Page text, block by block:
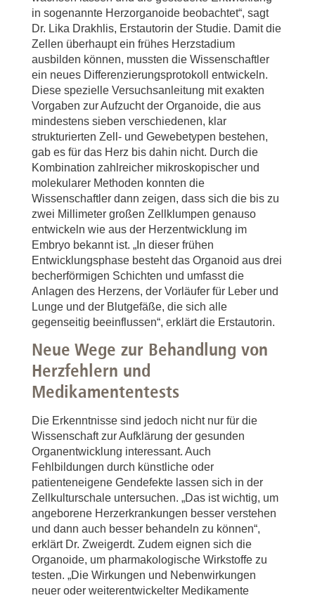
in sogenannte Herzorganoide beobachtet“, sagt
Dr. Lika Drakhlis, Erstautorin der Studie. Damit die
Zellen überhaupt ein frühes Herzstadium
ausbilden können, mussten die Wissenschaftler
ein neues Differenzierungsprotokoll entwickeln.
Diese spezielle Versuchsanleitung mit exakten
Vorgaben zur Aufzucht der Organoide, die aus
mindestens sieben verschiedenen, klar
strukturierten Zell- und Gewebetypen bestehen,
gab es für das Herz bis dahin nicht. Durch die
Kombination zahlreicher mikroskopischer und
molekularer Methoden konnten die
Wissenschaftler dann zeigen, dass sich die bis zu
zwei Millimeter großen Zellklumpen genauso
entwickeln wie aus der Herzentwicklung im
Embryo bekannt ist. „In dieser frühen
Entwicklungsphase besteht das Organoid aus drei
becherförmigen Schichten und umfasst die
Anlagen des Herzens, der Vorläufer für Leber und
Lunge und der Blutgefäße, die sich alle
gegenseitig beeinflussen“, erklärt die Erstautorin.
Neue Wege zur Behandlung von
Herzfehlern und
Medikamententests
Die Erkenntnisse sind jedoch nicht nur für die
Wissenschaft zur Aufklärung der gesunden
Organentwicklung interessant. Auch
Fehlbildungen durch künstliche oder
patienteneigene Gendefekte lassen sich in der
Zellkulturschale untersuchen. „Das ist wichtig, um
angeborene Herzerkrankungen besser verstehen
und dann auch besser behandeln zu können“,
erklärt Dr. Zweigerdt. Zudem eignen sich die
Organoide, um pharmakologische Wirkstoffe zu
testen. „Die Wirkungen und Nebenwirkungen
neuer oder weiterentwickelter Medikamente